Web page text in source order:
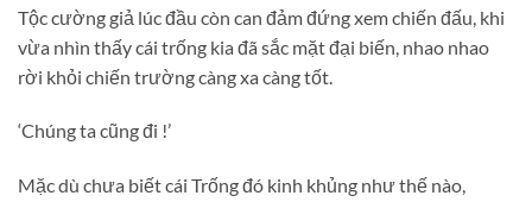
Tộc cường giả lúc đầu còn can đảm đứng xem chiến đấu, khi
vừa nhìn thấy cái trống kia đã sắc mặt đại biến, nhao nhao
rời khỏi chiến trường càng xa càng tốt.
‘Chúng ta cũng đi !’
Mặc dù chưa biết cái Trống đó kinh khủng như thế nào,